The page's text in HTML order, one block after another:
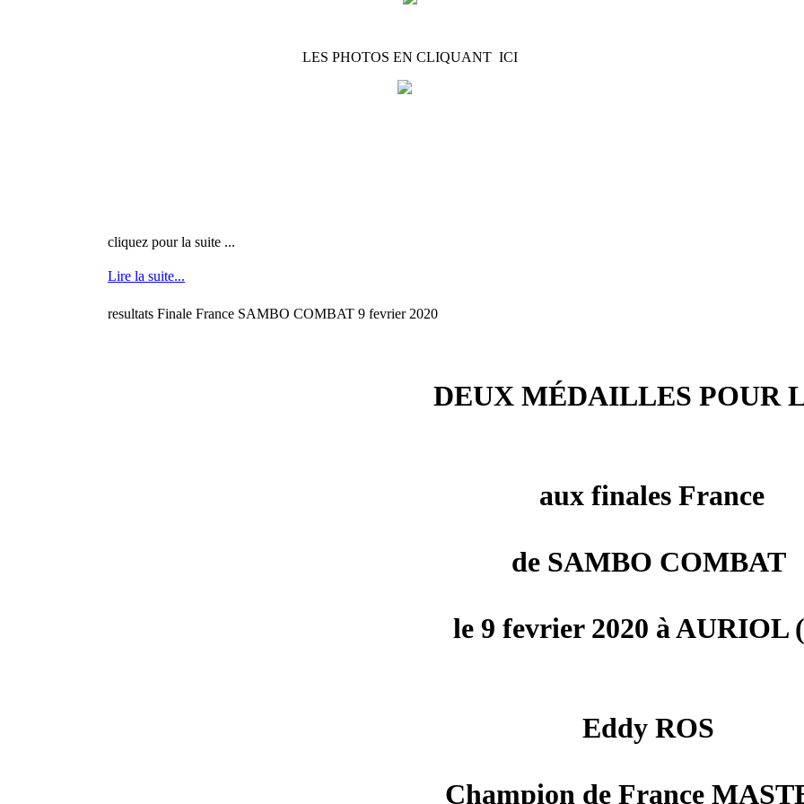
LES PHOTOS EN CLIQUANT ICI
cliquez pour la suite ...
Lire la suite...
resultats Finale France SAMBO COMBAT 9 fevrier 2020
DEUX MÉDAILLES POUR
aux finales France
de SAMBO COMBAT
le 9 fevrier 2020 à AURIOL
Eddy ROS
Champion de France